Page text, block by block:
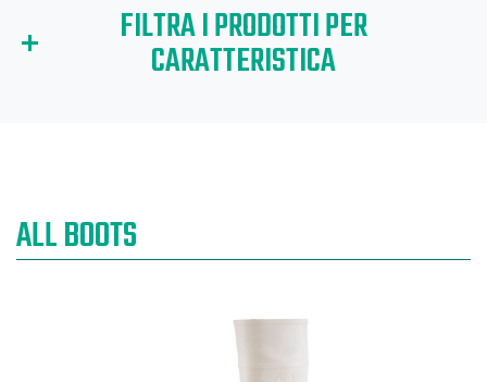
FILTRA I PRODOTTI PER
CARATTERISTICA
ALL BOOTS